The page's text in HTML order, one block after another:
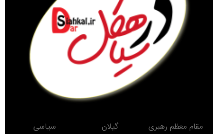
مقام معظم رهبری گیلان
سیاسی